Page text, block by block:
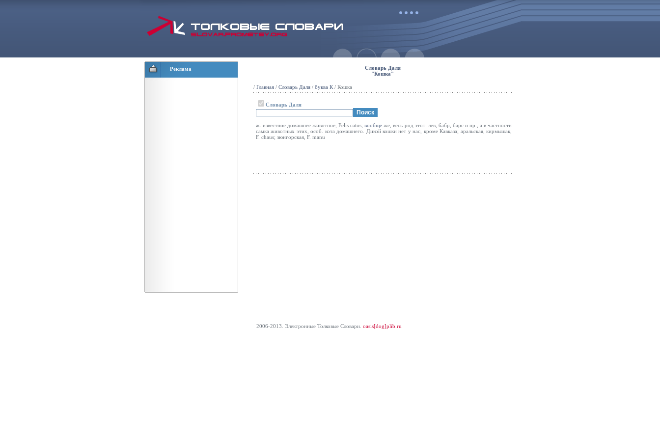
Реклама
Словарь Даля
"Кошка"
/ Главная / Словарь Даля / буква К / Кошка
Словарь Даля
ж. известное домашнее животное, Felis catus;вообще же, весь род этот: лев, бабр, барс и пр., а в частности
самка животных этих, особ. кота домашнего. Дикой кошки нет у нас, кроме Кавказа; аральская, кирмышак,
F. chaus; зюнгорская, F. manu
2006-2013. Электронные Толковые Cловари. oasis[dog]plib.ru